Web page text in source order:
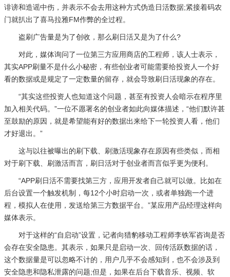
诽谤和造谣中伤，并表示不会去用这种方式伪造日活数据;紧接着码农
门就扒出了喜马拉雅FM作弊的全过程。
盗刷广告量是为了创收，那么刷日活又是为了什么?
对此，媒体询问了一位第三方应用商店的工程师，该人士表示，
其实APP刷量不是什么小秘密，有些创业者可能需要给投资人一个好
看的数据或是规定了一定数量的留存，就会导致刷日活现象的存在。
“其实这些投资人也知道这个问题，甚至有投资人会暗示在程序里
加入相关代码。”一位不愿署名的创业者如此向媒体描述，“他们默许甚
至鼓励的原因，就是希望能有好的数据出来给下一轮投资人看，他们
才好退出。”
这与以往被曝出的刷下载、刷激活现象存在原因有些类似，而相
对于刷下载、刷激活而言，刷日活对于创业者而言似乎更为便利。
“APP刷日活不需要找第三方，应用开发者自己就可以做。比如在
后台设置一个触发机制，每12个小时启动一次，或者单独跑一个进
程，模拟人在使用，发送给第三方数据平台。”某应用产品经理这样向
媒体表示。
对于这样的“自启动”设置，记者向猎豹移动工程师李铁军咨询是否
会存在安全隐患。其表示，如果只是启动一次、回传活跃数据的话，
这个数据量是可以忽略不计的，用户几乎不会感知到，也不会涉及到
安全隐患和隐私泄露的问题;但是，如果在后台下载音乐、视频、软